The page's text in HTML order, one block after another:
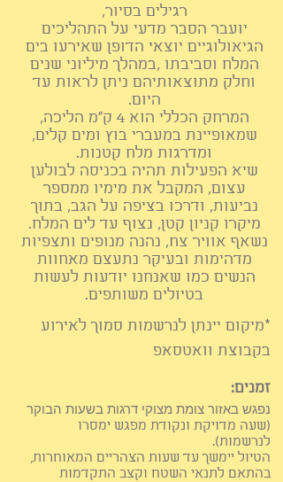
רגילים בסיור,
יועבר הסבר מדעי על התהליכים
הגיאולוגיים יוצאי הדופן שאירעו בים
המלח וסביבתו ,במהלך מיליוני שנים
וחלק מתוצאותיהם ניתן לראות עד
היום.
המרחק הכללי הוא 4 ק"מ הליכה,
שמאופיינת במעברי בוץ ומים קלים,
ומדרגות מלח קטנות.
שיא הפעילות תהיה בכניסה לבולען
עצום, המקבל את מימיו ממספר
נביעות, ודרכו בציפה על הגב, בתוך
מיקרו קניון קטן, נצוף עד לים המלח.
נשאף אוויר צח, נהנה מנופים ותצפיות
מדהימות ובעיקר נתעצם מאחוות
הנשים כמו שאנחנו יודעות לעשות
בטיולים משותפים.
*מיקום יינתן לנרשמות סמוך לאירוע
בקבוצת וואטסאפ
זמנים:
נפגש באזור צומת מצוקי דרגות בשעות הבוקר
(שעה מדויקת ונקודת מפגש ימסרו
לנרשמות).
הטיול יימשך עד שעות הצהריים המאוחרות,
בהתאם לתנאי השטח וקצב התקדמות